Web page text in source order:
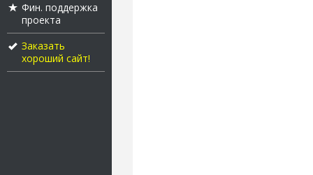
Фин. поддержка
проекта
Заказать
хороший сайт!